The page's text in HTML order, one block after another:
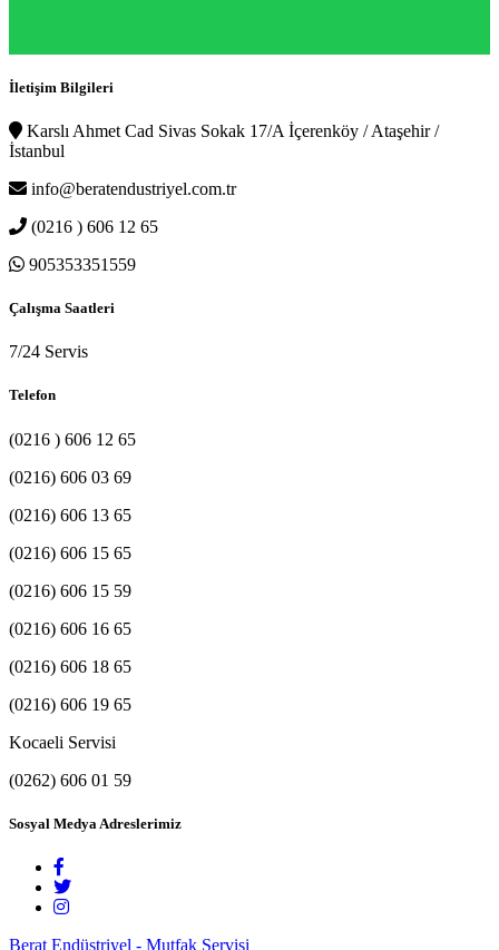
İletişim Bilgileri
Karslı Ahmet Cad Sivas Sokak 17/A İçerenköy / Ataşehir /
İstanbul
info@beratendustriyel.com.tr
(0216 ) 606 12 65
905353351559
Çalışma Saatleri
7/24 Servis
Telefon
(0216 ) 606 12 65
(0216) 606 03 69
(0216) 606 13 65
(0216) 606 15 65
(0216) 606 15 59
(0216) 606 16 65
(0216) 606 18 65
(0216) 606 19 65
Kocaeli Servisi
(0262) 606 01 59
Sosyal Medya Adreslerimiz
Berat Endüstriyel - Mutfak Servisi